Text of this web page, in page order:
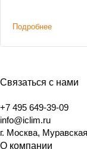
ПРОМАВТО»
Подробнее
Связаться с нами
+7 495 649-39-09
info@iclim.ru
г. Москва,
О компании